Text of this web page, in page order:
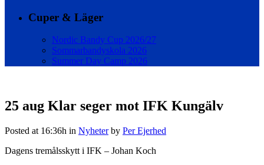
Cuper & Läger
Nordic Bandy Cup 2026/27
Sommarbandyskola 2026
Summer Day Camp 2026
25 aug Klar seger mot IFK Kungälv
Posted at 16:36h in Nyheter by Per Ejerhed
Dagens tremålsskytt i IFK – Johan Koch